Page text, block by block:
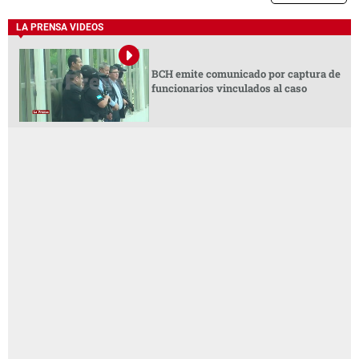
LA PRENSA VIDEOS
BCH emite comunicado por captura de
funcionarios vinculados al caso